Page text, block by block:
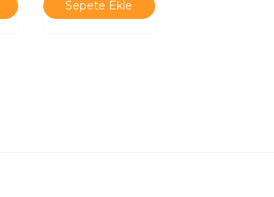
Sepete Ekle